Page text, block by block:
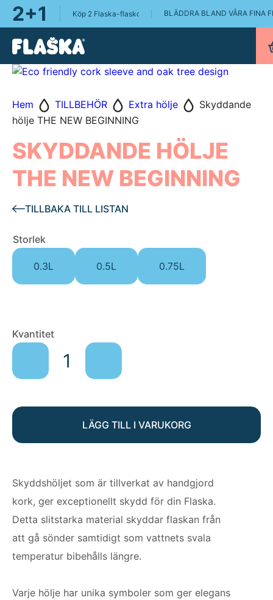
2+1 Köp 2 Flaska-flaskor, få en Flaska Pure 0.75L på köpet!
BLÄDDRA BLAND VÅRA FINA
Hem TILLBEHÖR Extra hölje
Skyddande
hölje THE NEW BEGINNING
SKYDDANDE HÖLJE
THE NEW BEGINNING
TILLBAKA TILL LISTAN
Storlek
0.3L 0.5L 0.75L
Kvantitet
Skyddande
hölje
NEW
mängd
LÄGG TILL I VARUKORG
Skyddshöljet som är tillverkat av handgjord
kork, ger exceptionellt skydd för din Flaska.
Detta slitstarka material skyddar flaskan från
att gå sönder samtidigt som vattnets svala
temperatur bibehålls längre.
Varje hölje har unika symboler som ger elegans